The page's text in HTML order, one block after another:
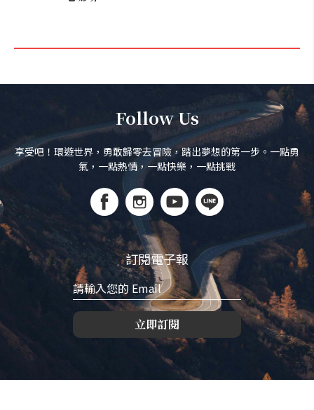
Follow Us
享受吧！環遊世界，勇敢歸零去冒險，踏出夢想的第一步。一點勇
氣，一點熱情，一點快樂，一點挑戰
訂閱電子報
立即訂閱